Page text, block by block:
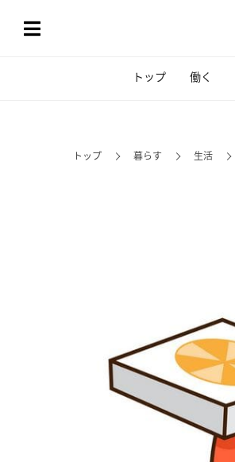
トップ 働く
トップ 暮らす 生活